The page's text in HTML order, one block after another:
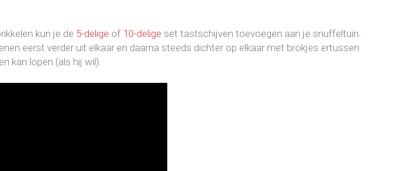
kun je de 5-delige of 10-delige set tastschijven toevoegen aan je snuffeltuin.
eerst verder uit elkaar en daarna steeds dichter op elkaar met brokjes ertussen
kan lopen (als hij wil).